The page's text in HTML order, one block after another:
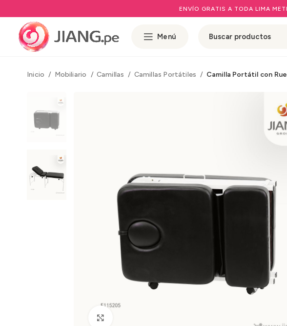
ENVÍO GRATIS A TODA LIMA
Menú
Inicio Mobiliario Camillas Camillas Portátiles Camilla Portátil con